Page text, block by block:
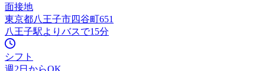
面接地
東京都八王子市四谷町651
八王子駅よりバスで15分
シフト
週2日からOK